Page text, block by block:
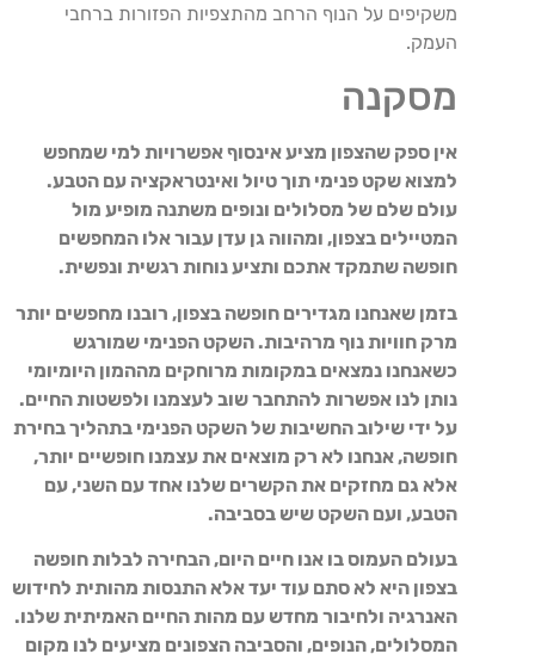
משקיפים על הנוף הרחב מהתצפיות הפזורות ברחבי
העמק.
מסקנה
אין ספק שהצפון מציע אינסוף אפשרויות למי שמחפש
למצוא שקט פנימי תוך טיול ואינטראקציה עם הטבע.
עולם שלם של מסלולים ונופים משתנה מופיע מול
המטיילים בצפון, ומהווה גן עדן עבור אלו המחפשים
חופשה שתמקד אתכם ותציע נוחות רגשית ונפשית.
בזמן שאנחנו מגדירים חופשה בצפון, רובנו מחפשים יותר
מרק חוויות נוף מרהיבות. השקט הפנימי שמורגש
כשאנחנו נמצאים במקומות מרוחקים מההמון היומיומי
נותן לנו אפשרות להתחבר שוב לעצמנו ולפשטות החיים.
על ידי שילוב החשיבות של השקט הפנימי בתהליך בחירת
חופשה, אנחנו לא רק מוצאים את עצמנו חופשיים יותר,
אלא גם מחזקים את הקשרים שלנו אחד עם השני, עם
הטבע, ועם השקט שיש בסביבה.
בעולם העמוס בו אנו חיים היום, הבחירה לבלות חופשה
בצפון היא לא סתם עוד יעד אלא התנסות מהותית לחידוש
האנרגיה ולחיבור מחדש עם מהות החיים האמיתית שלנו.
המסלולים, הנופים, והסביבה הצפונים מציעים לנו מקום